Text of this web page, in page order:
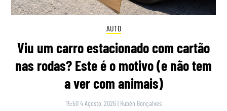
AUTO
Viu um carro estacionado com cartão
nas rodas? Este é o motivo (e não tem
a ver com animais)
15:50 4 Agosto, 2026 | Rubén Gonçalves